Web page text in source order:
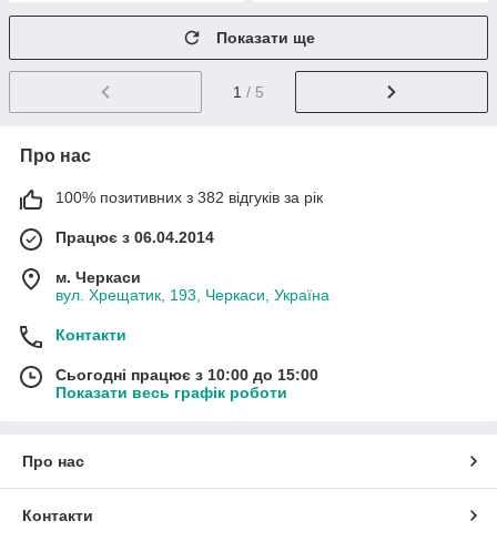
Показати ще
1 / 5
Про нас
100% позитивних з 382 відгуків за рік
Працює з 06.04.2014
м. Черкаси
вул. Хрещатик, 193, Черкаси, Україна
Контакти
Сьогодні працює з 10:00 до 15:00
Показати весь графік роботи
Про нас
Контакти